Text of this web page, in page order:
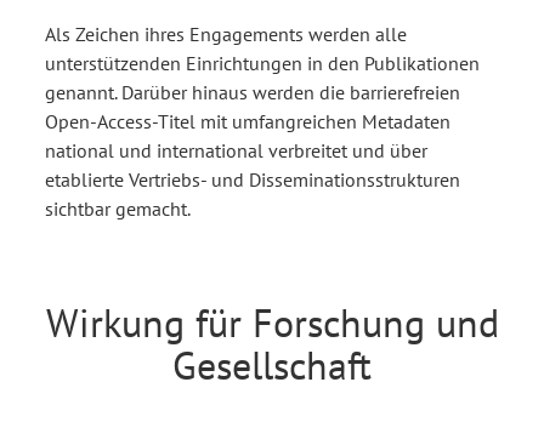
Als Zeichen ihres Engagements werden alle
unterstützenden Einrichtungen in den Publikationen
genannt. Darüber hinaus werden die barrierefreien
Open-Access-Titel mit umfangreichen Metadaten
national und international verbreitet und über
etablierte Vertriebs- und Disseminationsstrukturen
sichtbar gemacht.
Wirkung für Forschung und
Gesellschaft